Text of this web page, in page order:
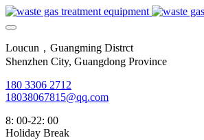
Loucun，Guangming Distrct
Shenzhen City, Guangdong Province
180 3306 2712
18038067815@qq.com
8: 00-22: 00
Holiday Break